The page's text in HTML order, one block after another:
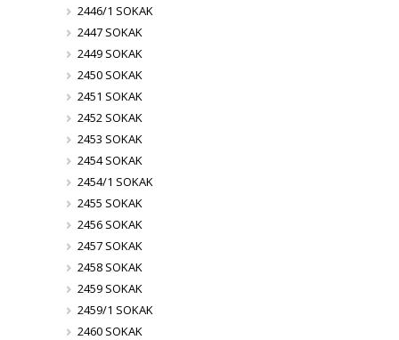
2446/1 SOKAK
2447 SOKAK
2449 SOKAK
2450 SOKAK
2451 SOKAK
2452 SOKAK
2453 SOKAK
2454 SOKAK
2454/1 SOKAK
2455 SOKAK
2456 SOKAK
2457 SOKAK
2458 SOKAK
2459 SOKAK
2459/1 SOKAK
2460 SOKAK